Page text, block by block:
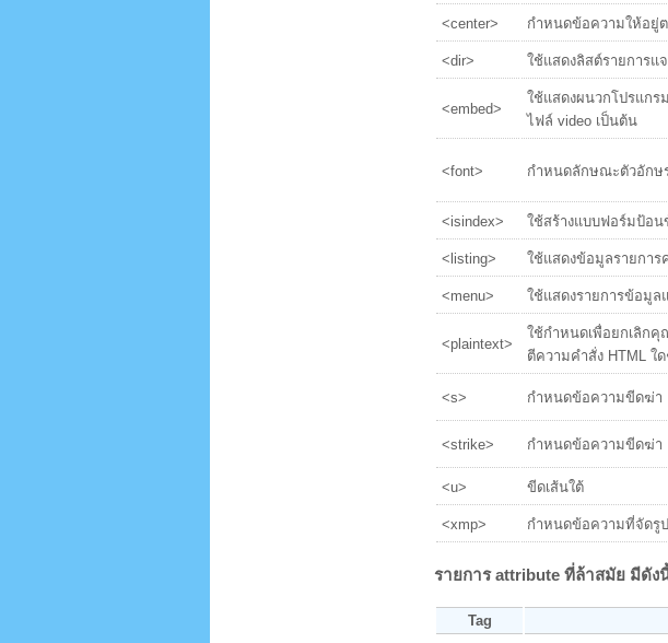
<center> กำหนดข้อความให้อยู่ต
<dir> ใช้แสดงลิสต์รายการแ
<embed>
ใช้แสดงผนวกโปรแกร
ไฟล์ video เป็นต้น
<font> กำหนดลักษณะตัวอักษ
<isindex> ใช้สร้างแบบฟอร์มป้อ
<listing> ใช้แสดงข้อมูลรายการ
<menu> ใช้แสดงรายการข้อมูล
<plaintext>
ใช้กำหนดเพื่อยกเลิกคุ
ตีความคำสั่ง HTML ใ
<s> กำหนดข้อความขีดฆ่า
<strike> กำหนดข้อความขีดฆ่า
<u> ขีดเส้นใต้
<xmp> กำหนดข้อความที่จัดรู
รายการ attribute ที่ล้าสมัย มีดัง
Tag